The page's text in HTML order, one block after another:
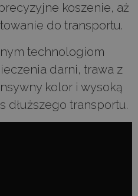
koszenie, aż
do transportu.
technologiom
darni, trawa z
kolor i wysoką
dłuższego transportu.